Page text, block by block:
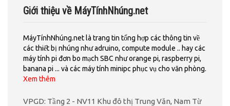
Giới thiệu về MáyTínhNhúng.net
MáyTínhNhúng.net là trang tin tổng hợp các thông tin về
các thiết bị nhúng như adruino, compute module .. hay các
máy tính pi đơn bo mạch SBC như orange pi, raspberry pi,
banana pi ... và các máy tính minipc phục vụ cho văn phòng.
Xem thêm
VPGD: Tầng 2 - NV11 Khu đô thị Trung Văn, Nam Từ